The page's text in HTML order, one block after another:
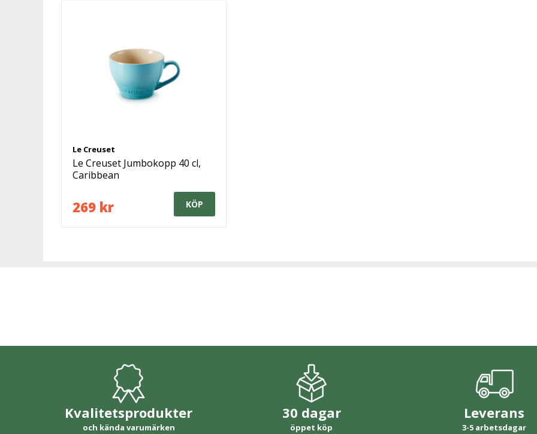
Le Creuset
Le Creuset Jumbokopp 40 cl,
Caribbean
269 kr KÖP
Kvalitetsprodukter
och kända varumärken
30 dagar
öppet köp
Leverans
3-5 arbetsdagar